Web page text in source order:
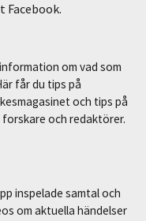
Facebook.
om vad som
får du tips på
och tips på
och redaktörer.
inspelade samtal och
om aktuella händelser